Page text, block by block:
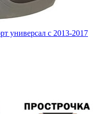
универсал с 2013-2017